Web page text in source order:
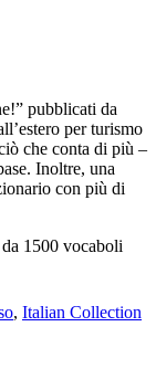
pubblicati da
per turismo
che conta di più –
Inoltre, una
con più di
1500 vocaboli
, Italian Collection